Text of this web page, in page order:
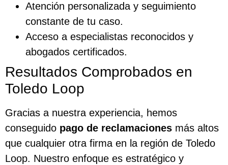
Atención personalizada y seguimiento
constante de tu caso.
Acceso a especialistas reconocidos y
abogados certificados.
Resultados Comprobados en
Toledo Loop
Gracias a nuestra experiencia, hemos
conseguido pago de reclamaciones más altos
que cualquier otra firma en la región de Toledo
Loop. Nuestro enfoque es estratégico y